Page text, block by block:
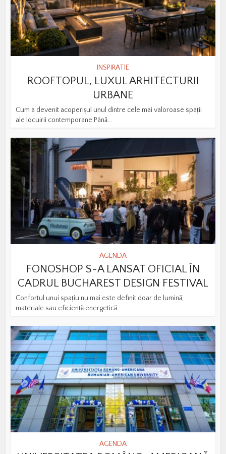
INSPIRATIE
ROOFTOPUL, LUXUL ARHITECTURII
URBANE
Cum a devenit acoperișul unul dintre cele mai valoroase spații
ale locuirii contemporane Până...
AGENDA
FONOSHOP S-A LANSAT OFICIAL ÎN
CADRUL BUCHAREST DESIGN FESTIVAL
Confortul unui spațiu nu mai este definit doar de lumină,
materiale sau eficiență energetică...
AGENDA